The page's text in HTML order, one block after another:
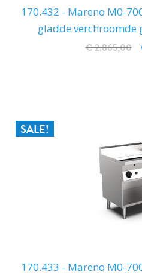
170.432 - Mareno M0-
gladde verchroomde
€ 2.865,00
SALE!
170.433 - Mareno M0-